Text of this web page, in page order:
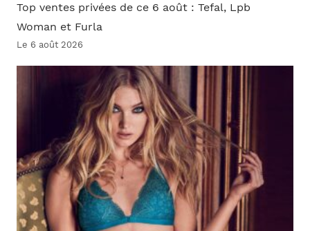
Top ventes privées de ce 6 août : Tefal, Lpb
Woman et Furla
Le 6 août 2026